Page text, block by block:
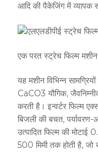
आदि की पैकेजिंग में व्यापक
एक परत स्ट्रेच फिल्म मशीन
यह मशीन विभिन्न
CaCO3 यौगिक,
करती है। इन्वर्टर फिल्म
बिजली की बचत,
उत्पादित फिल्म की
500 मिमी तक होती है, जो